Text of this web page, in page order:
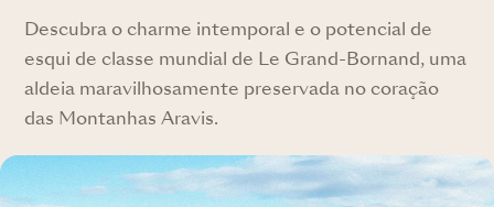
Descubra o charme intemporal e o potencial de
esqui de classe mundial de Le Grand-Bornand, uma
aldeia maravilhosamente preservada no coração
das Montanhas Aravis.